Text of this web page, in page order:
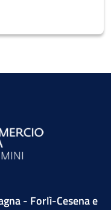
- Forlì-Cesena e